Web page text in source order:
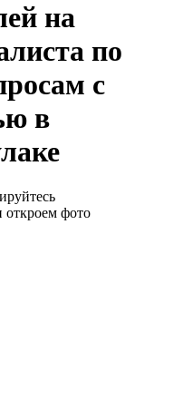
на
по
с
в
откроем фото